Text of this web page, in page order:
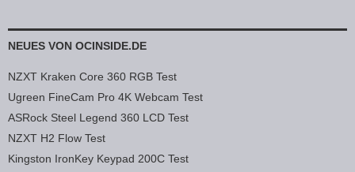
NEUES VON OCINSIDE.DE
NZXT Kraken Core 360 RGB Test
Ugreen FineCam Pro 4K Webcam Test
ASRock Steel Legend 360 LCD Test
NZXT H2 Flow Test
Kingston IronKey Keypad 200C Test